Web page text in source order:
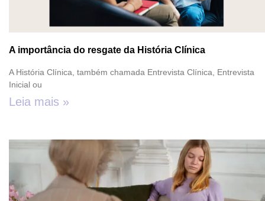
A importância do resgate da História Clínica
A História Clínica, também chamada Entrevista Clínica, Entrevista
Inicial ou
Leia mais »